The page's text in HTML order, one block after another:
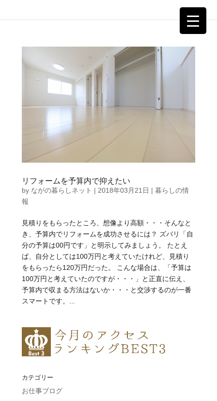
リフォームを予算内で抑えたい
by ながの暮らしネット | 2018年03月21日 | 暮らしの情
報
見積りをもらったところ、想像より高額・・・そんなと
き、予算内でリフォームを成功させるには？ ズバリ「自
分の予算は00円です」と明示してみましょう。 たとえ
ば、自分としては100万円と考えていたけれど、見積り
をもらったら120万円だった。 こんな場合は、「予算は
100万円と考えていたのですが・・・」と正直に伝え、
予算内で収まる方法はないか・・・と交渉するのが一番
スマートです。...
カテゴリー
お仕事ブログ